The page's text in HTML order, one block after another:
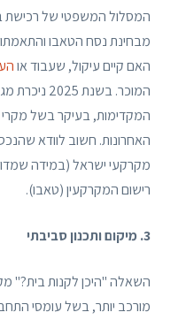
המסלול המשפטי של רכישת
מבחינת נסח הטאבו
האם קיים עיקול, שעבוד או
המוכר.
המקדימות, בעיקר בשל
האחרונות. חשוב לוודא
מקרקעי ישראל (במידה
רישום המקרקעין (טאבו).
3. מיקום ותכנון סביבתי
השאלה "היכן לקנות בית?"
מורכב יותר, בשל עומסי